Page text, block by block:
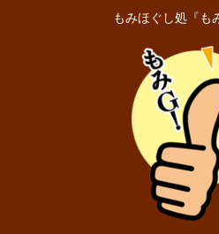
もみほぐし処『も